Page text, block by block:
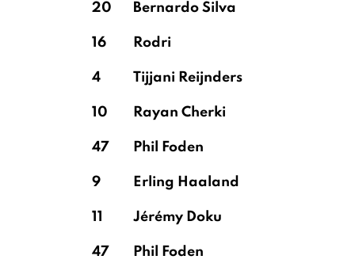
20 Bernardo Silva
16 Rodri
4 Tijjani Reijnders
10 Rayan Cherki
47 Phil Foden
9 Erling Haaland
11 Jérémy Doku
47 Phil Foden